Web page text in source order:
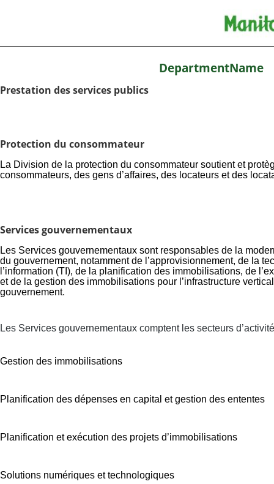
DepartmentName
Prestation des services publics
Protection du consommateur
La Division de la protection du consommateur soutient et
consommateurs, des gens d’affaires, des locateurs et des
Services gouvernementaux
Les Services gouvernementaux sont responsables de la
du gouvernement, notamment de l’approvisionnement, de la
l’information (TI), de la planification des immobilisations, de
et de la gestion des immobilisations pour l’infrastructure
gouvernement.
Les Services gouvernementaux comptent les secteurs
Gestion des immobilisations
Planification des dépenses en capital et gestion des ententes
Planification et exécution des projets d’immobilisations
Solutions numériques et technologiques